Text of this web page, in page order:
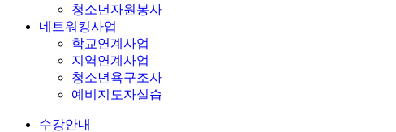
청소년자원봉사
네트워킹사업
학교연계사업
지역연계사업
청소년욕구조사
예비지도자실습
수강안내